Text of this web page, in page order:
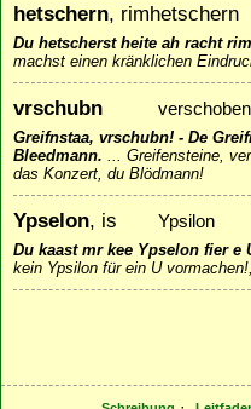
hetschern, rimhetschern
Du hetscherst heite ah racht
machst einen kränklichen
vrschubn verschoben
Greifnstaa, vrschubn! - De
Bleedmann. ... Greifensteine,
das Konzert, du Blödmann!
Ypselon, is Ypsilon
Du kaast mr kee Ypselon fier e
kein Ypsilon für ein U